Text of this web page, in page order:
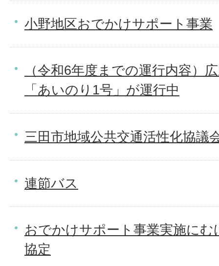
小野地区おでかけサポート事業
（令和6年度までの運行内容）
「あいのり1号」が運行中
三田市地域公共交通活性化協議
連節バス
おでかけサポート事業実施に
協定